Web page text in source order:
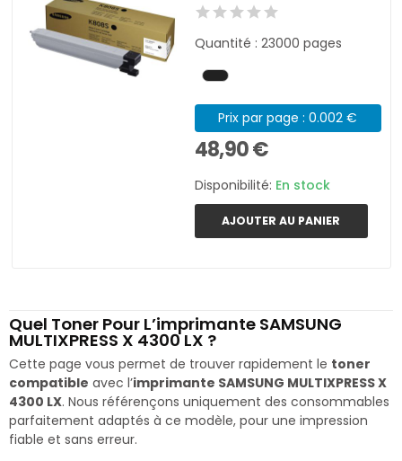
Quantité : 23000 pages
Prix par page : 0.002 €
48,90 €
Disponibilité: En stock
AJOUTER AU PANIER
Quel Toner Pour L’imprimante SAMSUNG
MULTIXPRESS X 4300 LX ?
Cette page vous permet de trouver rapidement le toner
compatible avec l’imprimante SAMSUNG MULTIXPRESS X
4300 LX. Nous référençons uniquement des consommables
parfaitement adaptés à ce modèle, pour une impression
fiable et sans erreur.